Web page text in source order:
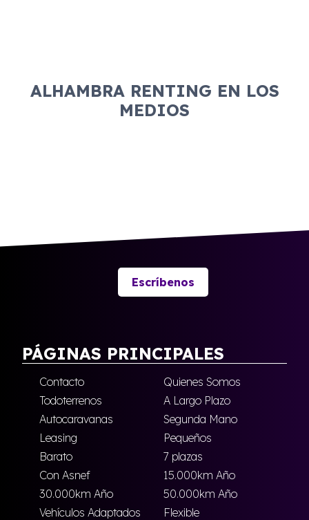
ALHAMBRA RENTING EN LOS
MEDIOS
Escríbenos
PÁGINAS PRINCIPALES
Contacto
Quienes Somos
Todoterrenos
A Largo Plazo
Autocaravanas
Segunda Mano
Leasing
Pequeños
Barato
7 plazas
Con Asnef
15.000km Año
30.000km Año
50.000km Año
Vehículos Adaptados
Flexible